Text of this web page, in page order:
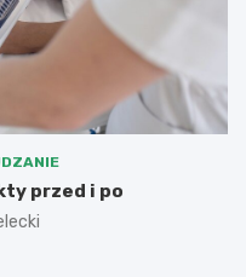
przed i po